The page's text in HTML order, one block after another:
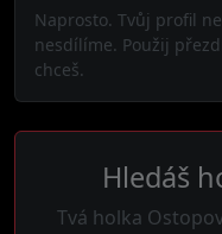
Naprosto. Tvůj profil
nesdílíme. Použij
chceš.
Hledáš
Tvá holka